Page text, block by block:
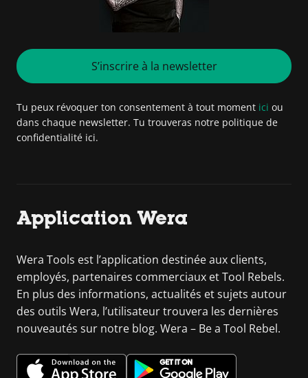
S’inscrire à la newsletter
Tu peux révoquer ton consentement à tout moment ici ou
dans chaque newsletter. Tu trouveras notre politique de
confidentialité ici.
Application Wera
Wera Tools est l’application destinée aux clients,
employés, partenaires commerciaux et Tool Rebels.
En plus des informations, actualités et sujets autour
des outils Wera, l’utilisateur trouvera les dernières
nouveautés sur notre blog. Wera – Be a Tool Rebel.